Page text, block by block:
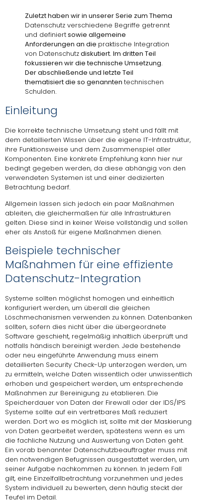
Zuletzt haben wir in unserer Serie zum Thema
Datenschutz verschiedene Begriffe getrennt
und definiertsowie allgemeine
Anforderungen an die praktische Integration
von Datenschutzdiskutiert. Im dritten Teil
fokussieren wir die technische Umsetzung.
Der abschließende und letzte Teil
thematisiert die so genannten technischen
Schulden.
Einleitung
Die korrekte technische Umsetzung steht und fällt mit
dem detaillierten Wissen über die eigene IT-Infrastruktur,
ihre Funktionsweise und dem Zusammenspiel aller
Komponenten. Eine konkrete Empfehlung kann hier nur
bedingt gegeben werden, da diese abhängig von den
verwendeten Systemen ist und einer dedizierten
Betrachtung bedarf.
Allgemein lassen sich jedoch ein paar Maßnahmen
ableiten, die gleichermaßen für alle Infrastrukturen
gelten. Diese sind in keiner Weise vollständig und sollen
eher als Anstoß für eigene Maßnahmen dienen.
Beispiele technischer
Maßnahmen für eine effiziente
Datenschutz-Integration
Systeme sollten möglichst homogen und einheitlich
konfiguriert werden, um überall die gleichen
Löschmechanismen verwenden zu können. Datenbanken
sollten, sofern dies nicht über die übergeordnete
Software geschieht, regelmäßig inhaltlich überprüft und
notfalls händisch bereinigt werden. Jede bestehende
oder neu eingeführte Anwendung muss einem
detaillierten Security Check-Up unterzogen werden, um
zu ermitteln, welche Daten wissentlich oder unwissentlich
erhoben und gespeichert werden, um entsprechende
Maßnahmen zur Bereinigung zu etablieren. Die
Speicherdauer von Daten der Firewall oder der IDS/IPS
Systeme sollte auf ein vertretbares Maß reduziert
werden. Dort wo es möglich ist, sollte mit der Maskierung
von Daten gearbeitet werden, spätestens wenn es um
die fachliche Nutzung und Auswertung von Daten geht.
Ein vorab benannter Datenschutzbeauftragter muss mit
den notwendigen Befugnissen ausgestattet werden, um
seiner Aufgabe nachkommen zu können. In jedem Fall
gilt, eine Einzelfallbetrachtung vorzunehmen und jedes
System individuell zu bewerten, denn häufig steckt der
Teufel im Detail.